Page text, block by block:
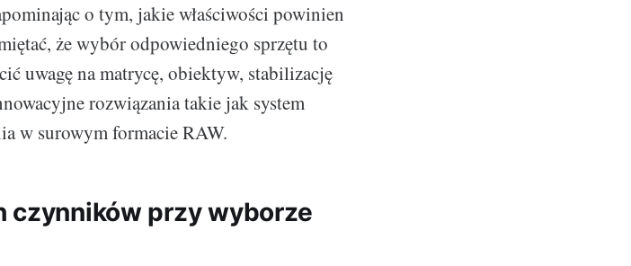
o tym, jakie właściwości powinien
że wybór odpowiedniego sprzętu to
uwagę na matrycę, obiektyw, stabilizację
rozwiązania takie jak system
w surowym formacie RAW.
czynników przy wyborze